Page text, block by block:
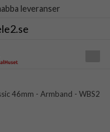
leveranser
46mm - Armband - WBS2